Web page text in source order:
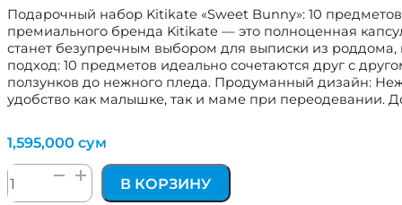
Подарочный набор Kitikate «Sweet Bunny»: 10
премиального бренда Kitikate — это полноценная
станет безупречным выбором для выписки из роддома,
подход: 10 предметов идеально сочетаются друг с
ползунков до нежного пледа. Продуманный дизайн:
удобство как малышке, так и маме при переодевании.
1,595,000 сум
Количество
товара
В КОРЗИНУ